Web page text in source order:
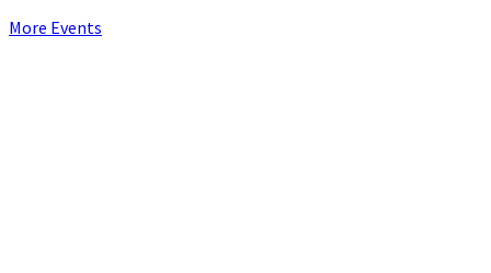
Back
More Events